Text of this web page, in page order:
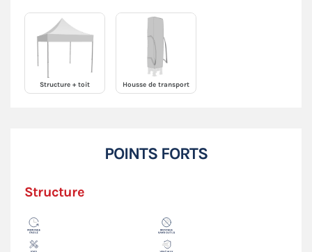
Structure + toit Housse de transport
POINTS FORTS
Structure